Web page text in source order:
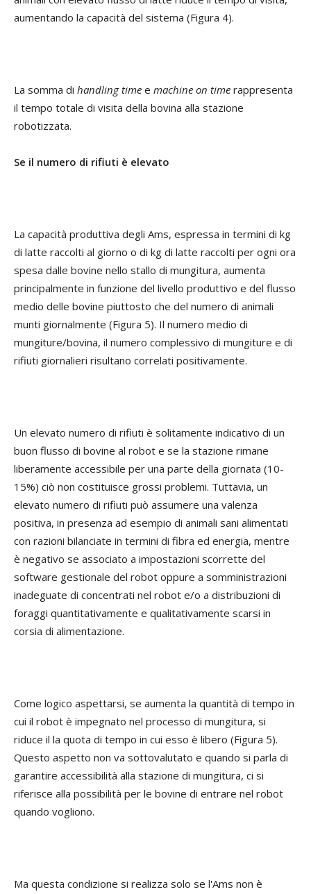
aumentando la capacità del sistema (Figura 4).
La somma di handling time e machine on time rappresenta
il tempo totale di visita della bovina alla stazione
robotizzata.
Se il numero di rifiuti è elevato
La capacità produttiva degli Ams, espressa in termini di kg
di latte raccolti al giorno o di kg di latte raccolti per ogni ora
spesa dalle bovine nello stallo di mungitura, aumenta
principalmente in funzione del livello produttivo e del flusso
medio delle bovine piuttosto che del numero di animali
munti giornalmente (Figura 5). Il numero medio di
mungiture/bovina, il numero complessivo di mungiture e di
rifiuti giornalieri risultano correlati positivamente.
Un elevato numero di rifiuti è solitamente indicativo di un
buon flusso di bovine al robot e se la stazione rimane
liberamente accessibile per una parte della giornata (10-
15%) ciò non costituisce grossi problemi. Tuttavia, un
elevato numero di rifiuti può assumere una valenza
positiva, in presenza ad esempio di animali sani alimentati
con razioni bilanciate in termini di fibra ed energia, mentre
è negativo se associato a impostazioni scorrette del
software gestionale del robot oppure a somministrazioni
inadeguate di concentrati nel robot e/o a distribuzioni di
foraggi quantitativamente e qualitativamente scarsi in
corsia di alimentazione.
Come logico aspettarsi, se aumenta la quantità di tempo in
cui il robot è impegnato nel processo di mungitura, si
riduce il la quota di tempo in cui esso è libero (Figura 5).
Questo aspetto non va sottovalutato e quando si parla di
garantire accessibilità alla stazione di mungitura, ci si
riferisce alla possibilità per le bovine di entrare nel robot
quando vogliono.
Ma questa condizione si realizza solo se l'Ams non è